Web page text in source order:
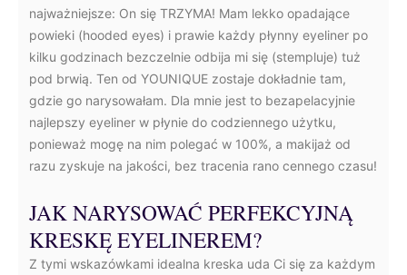
najważniejsze: On się TRZYMA! Mam lekko opadające
powieki (hooded eyes) i prawie każdy płynny eyeliner po
kilku godzinach bezczelnie odbija mi się (stempluje) tuż
pod brwią. Ten od YOUNIQUE zostaje dokładnie tam,
gdzie go narysowałam. Dla mnie jest to bezapelacyjnie
najlepszy eyeliner w płynie do codziennego użytku,
ponieważ mogę na nim polegać w 100%, a makijaż od
razu zyskuje na jakości, bez tracenia rano cennego czasu!
JAK NARYSOWAĆ PERFEKCYJNĄ
KRESKĘ EYELINEREM?
Z tymi wskazówkami idealna kreska uda Ci się za każdym